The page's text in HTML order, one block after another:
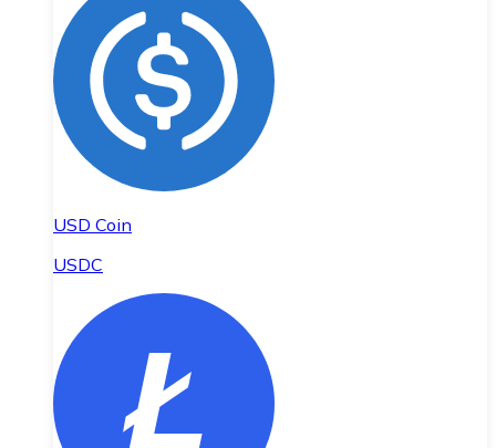
USD Coin
USDC